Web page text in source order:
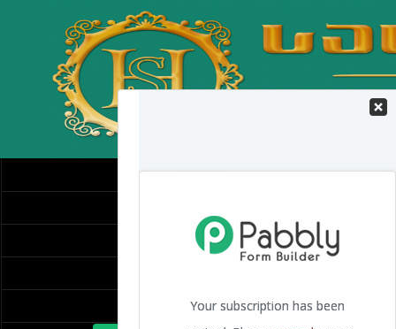
მთავარი
ოთახები
ფოტოგალერეა